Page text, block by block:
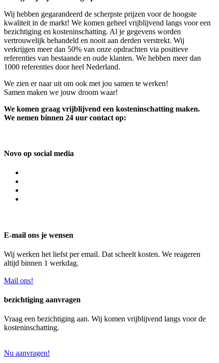
Wij hebben gegarandeerd de scherpste prijzen voor de hoogste
kwaliteit in de markt! We komen geheel vrijblijvend langs voor een
bezichtiging en kosteninschatting. Al je gegevens worden
vertrouwelijk behandeld en nooit aan derden verstrekt. Wij
verkrijgen meer dan 50% van onze opdrachten via positieve
referenties van bestaande en oude klanten. We hebben meer dan
1000 referenties door heel Nederland.
We zien er naar uit om ook met jou samen te werken!
Samen maken we jouw droom waar!
We komen graag vrijblijvend een kosteninschatting maken.
We nemen binnen 24 uur contact op:
Novo op social media
E-mail ons je wensen
Wij werken het liefst per email. Dat scheelt kosten. We reageren
altijd binnen 1 werkdag.
Mail ons!
bezichtiging aanvragen
Vraag een bezichtiging aan. Wij komen vrijblijvend langs voor de
kosteninschatting.
Nu aanvragen!